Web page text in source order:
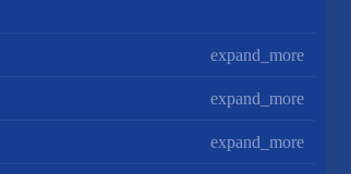
expand_more
expand_more
expand_more